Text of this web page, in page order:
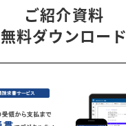
ご紹介資料
無料ダウンロード